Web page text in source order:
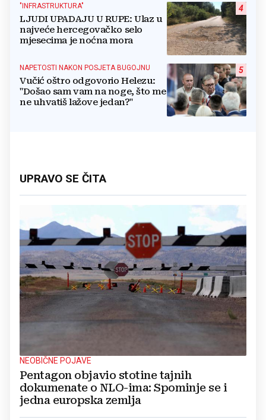
4
"INFRASTRUKTURA"
LJUDI UPADAJU U RUPE: Ulaz u
najveće hercegovačko selo
mjesecima je noćna mora
5
NAPETOSTI NAKON POSJETA BUGOJNU
Vučić oštro odgovorio Helezu:
"Došao sam vam na noge, što me
ne uhvatiš lažove jedan?"
UPRAVO SE ČITA
NEOBIČNE POJAVE
Pentagon objavio stotine tajnih
dokumenate o NLO-ima: Spominje se i
jedna europska zemlja